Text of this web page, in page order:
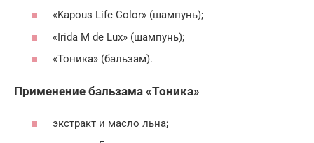
«Kapous Life Color» (шампунь);
«Irida M de Lux» (шампунь);
«Тоника» (бальзам).
Применение бальзама «Тоника»
экстракт и масло льна;